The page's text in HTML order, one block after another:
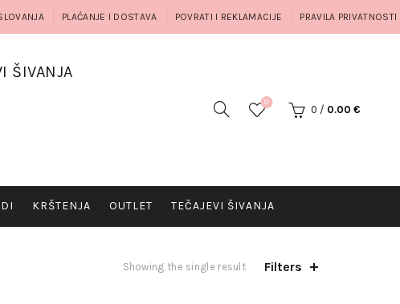
PLAĆANJE I DOSTAVA POVRATI I REKLAMACIJE PRAVILA PRIVATNOSTI
ŠIVANJA
0
0 / 0.00 €
KRŠTENJA OUTLET TEČAJEVI ŠIVANJA
Showing the single result Filters